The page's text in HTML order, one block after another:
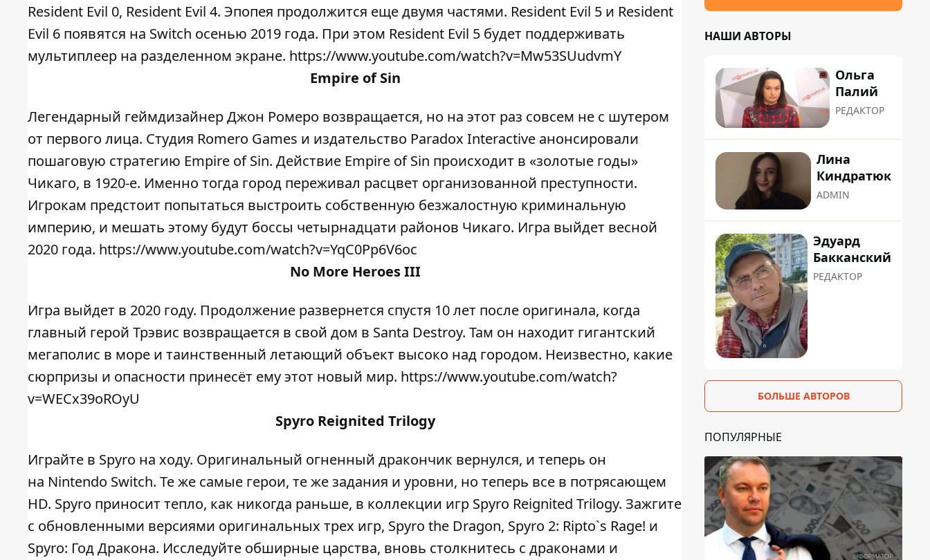
Resident Evil 0, Resident Evil 4. Эпопея продолжится еще двумя частями. Resident Evil 5 и Resident
Evil 6 появятся на Switch осенью 2019 года. При этом Resident Evil 5 будет поддерживать
мультиплеер на разделенном экране. https://www.youtube.com/watch?v=Mw53SUudvmY
Empire of Sin
Легендарный геймдизайнер Джон Ромеро возвращается, но на этот раз совсем не с шутером
от первого лица. Студия Romero Games и издательство Paradox Interactive анонсировали
пошаговую стратегию Empire of Sin. Действие Empire of Sin происходит в «золотые годы»
Чикаго, в 1920-е. Именно тогда город переживал расцвет организованной преступности.
Игрокам предстоит попытаться выстроить собственную безжалостную криминальную
империю, и мешать этому будут боссы четырнадцати районов Чикаго. Игра выйдет весной
2020 года. https://www.youtube.com/watch?v=YqC0Pp6V6oc
No More Heroes III
Игра выйдет в 2020 году. Продолжение развернется спустя 10 лет после оригинала, когда
главный герой Трэвис возвращается в свой дом в Santa Destroy. Там он находит гигантский
мегаполис в море и таинственный летающий объект высоко над городом. Неизвестно, какие
сюрпризы и опасности принесёт ему этот новый мир. https://www.youtube.com/watch?
v=WECx39oROyU
Spyro Reignited Trilogy
Играйте в Spyro на ходу. Оригинальный огненный дракончик вернулся, и теперь он
на Nintendo Switch. Те же самые герои, те же задания и уровни, но теперь все в потрясающем
HD. Spyro приносит тепло, как никогда раньше, в коллекции игр Spyro Reignited Trilogy. Зажгите
с обновленными версиями оригинальных трех игр, Spyro the Dragon, Spyro 2: Ripto`s Rage! и
Spyro: Год Дракона. Исследуйте обширные царства, вновь столкнитесь с драконами и
НАШИ АВТОРЫ
Ольга
Палий
РЕДАКТОР
Лина
Киндратюк
ADMIN
Эдуард
Бакканский
РЕДАКТОР
БОЛЬШЕ АВТОРОВ
ПОПУЛЯРНЫЕ